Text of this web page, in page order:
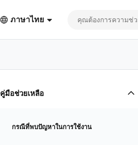
ภาษาไทย
คู่มือช่วยเหลือ
กรณีที่พบปัญหาในการใช้งาน